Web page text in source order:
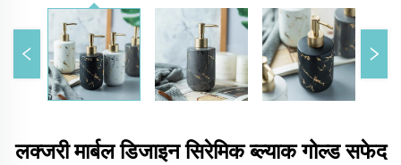
लक्जरी मार्बल डिजाइन सिरेमिक ब्ल्याक गोल्ड सफेद